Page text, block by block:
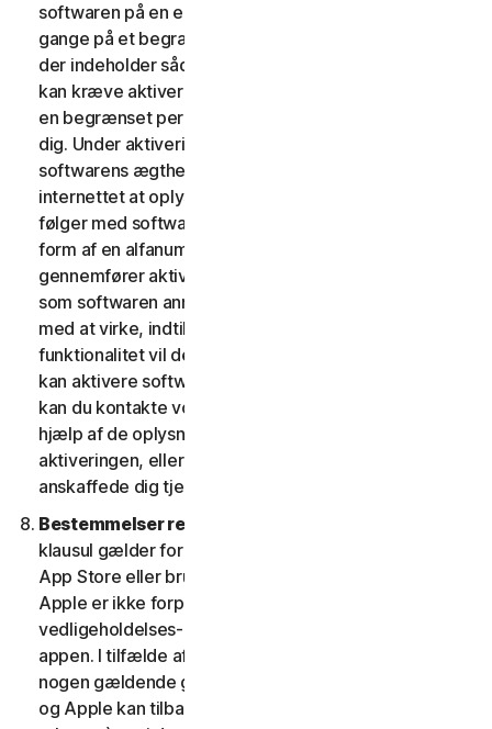
softwaren på en enhed mere end et begrænset antal
gange på et begrænset antal enheder). Softwaren,
der indeholder sådanne teknologiske foranstaltninger,
kan kræve aktivering. I så fald virker softwaren kun i
en begrænset periode, indtil den bliver aktiveret af
dig. Under aktiveringen vil du måske – for at bekræfte
softwarens ægthed – blive anmodet om via
internettet at oplyse din unikke aktiveringsnøgle, som
følger med softwaren og enhedskonfigurationen i
form af en alfanumerisk kode. Hvis du ikke
gennemfører aktiveringen inden for den periode, eller
som softwaren anmoder om, vil softwaren holde op
med at virke, indtil aktiveringen er fuldført; softwarens
funktionalitet vil derefter blive retableret. Hvis du ikke
kan aktivere softwaren under aktiveringsprocessen,
kan du kontakte vores kundeservice og support ved
hjælp af de oplysninger, du modtog under
aktiveringen, eller som du fik af din udbyder, hvis du
anskaffede dig tjenesten fra denne.
Bestemmelser relateret til Apple App Store.
klausul gælder for enhver software, du får fra Apple
App Store eller bruger som en app på en iOS-enhed.
Apple er ikke forpligtet til at levere nogen
vedligeholdelses- og supporttjenester med hensyn til
appen. I tilfælde af, at softwaren ikke overholder
nogen gældende garanti, kan du give Apple besked,
og Apple kan tilbagebetale appkøbsprisen til dig (hvis